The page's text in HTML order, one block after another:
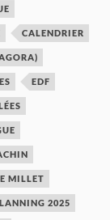
CALENDRIER
EDF
MILLET
2025